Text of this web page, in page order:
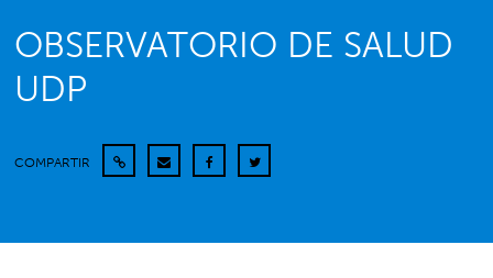
OBSERVATORIO DE SALUD
UDP
COMPARTIR